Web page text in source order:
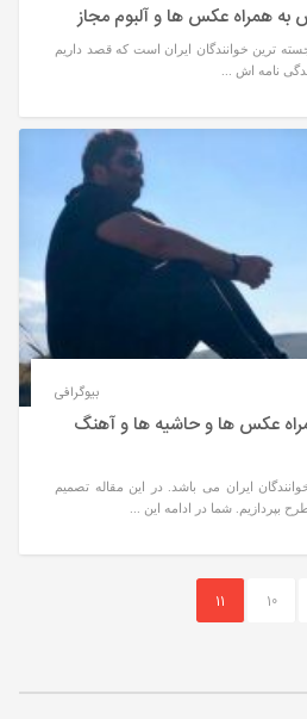
همراه عکس ها و آلبوم مجاز
ترین خوانندگان ایران است که قصد داریم
نامه اش ...
بیوگرافی
عکس ها و حاشیه ها و آهنگ
ایران می باشد. در این مقاله تصمیم
بپردازیم. شما در ادامه این ...
10
11